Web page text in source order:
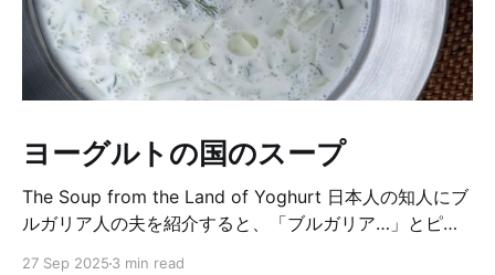
ヨーグルトの国のスープ
The Soup from the Land of Yoghurt 日本人の知人にブ
ルガリア人の夫を紹介すると、「ブルガリア…」とピン
27 Sep 2025 3 min read